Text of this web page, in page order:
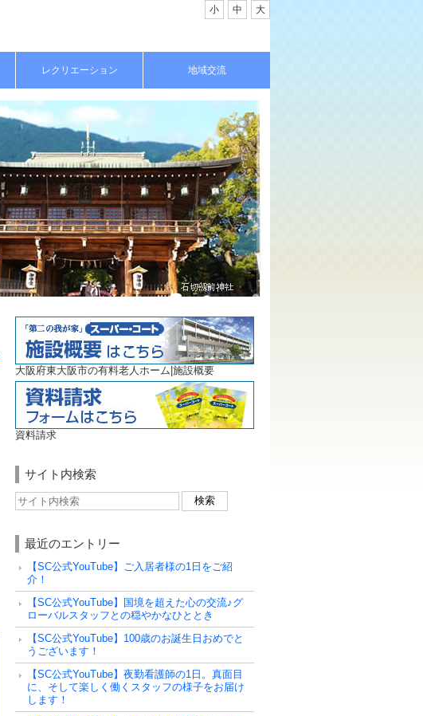
レクリエーション 地域交流
小 中 大
大阪府東大阪市の有料老人ホーム|施設概要
資料請求
サイト内検索
最近のエントリー
【SC公式YouTube】ご入居者様の1日をご紹
介！
【SC公式YouTube】国境を超えた心の交流♪グ
ローバルスタッフとの穏やかなひととき
【SC公式YouTube】100歳のお誕生日おめでと
うございます！
【SC公式YouTube】夜勤看護師の1日。真面目
に、そして楽しく働くスタッフの様子をお届け
します！